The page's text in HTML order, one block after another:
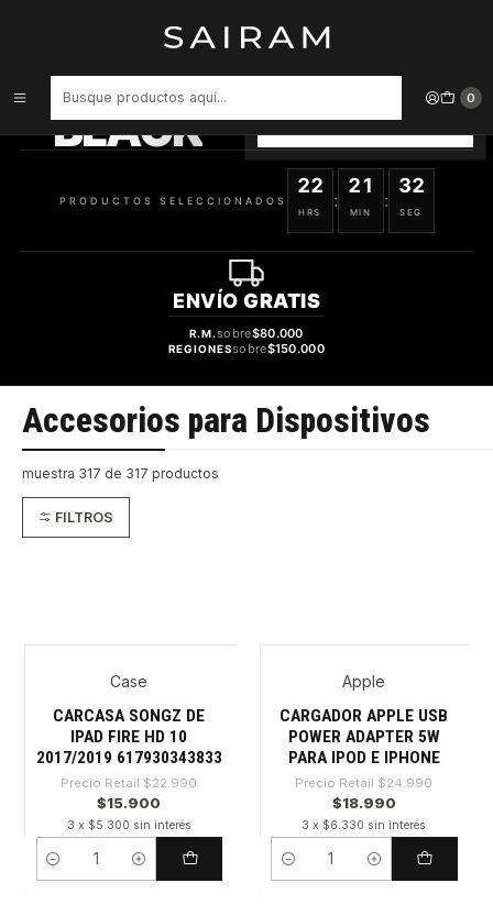
0
BLACK VER OFERTAS
PRODUCTOS SELECCIONADOS
22
HRS
:
21
MIN
:
32
SEG
ENVÍO GRATIS
R.M.sobre$80.000
REGIONESsobre$150.000
Accesorios para Dispositivos
muestra 317 de 317 productos
FILTROS
Case
CARCASA SONGZ DE
IPAD FIRE HD 10
2017/2019 617930343833
Precio Retail $22.990
$15.900
3 x $5.300 sin interés
Cantidad
Apple
CARGADOR APPLE USB
POWER ADAPTER 5W
PARA IPOD E IPHONE
Precio Retail $24.990
$18.990
3 x $6.330 sin interés
Cantidad